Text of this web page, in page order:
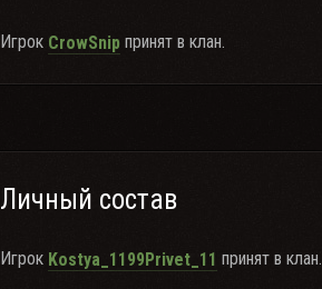
Игрок CrowSnip принят в клан.
Личный состав
Игрок Kostya_1199Privet_11 принят в клан.